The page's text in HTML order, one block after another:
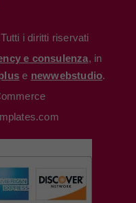
i diritti riservati
e consulenza, in
e newwebstudio.